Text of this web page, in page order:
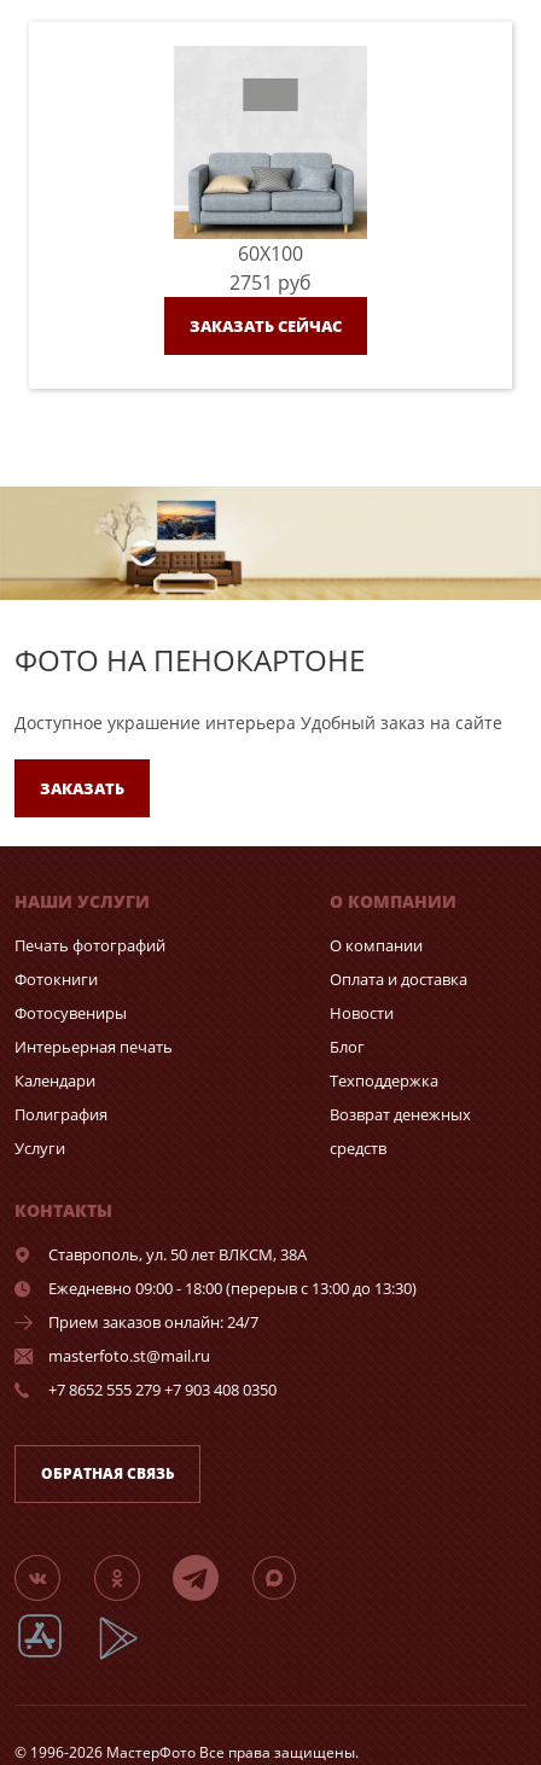
60X100
2751 руб
ЗАКАЗАТЬ СЕЙЧАС
ФОТО НА ПЕНОКАРТОНЕ
Доступное украшение интерьера Удобный заказ на сайте
ЗАКАЗАТЬ
НАШИ УСЛУГИ
Печать фотографий
Фотокниги
Фотосувениры
Интерьерная печать
Календари
Полиграфия
Услуги
О КОМПАНИИ
О компании
Оплата и доставка
Новости
Блог
Техподдержка
Возврат денежных
средств
КОНТАКТЫ
Ставрополь,ул. 50 лет ВЛКСМ, 38А
Ежедневно 09:00 - 18:00 (перерыв с 13:00 до 13:30)
Прием заказов онлайн: 24/7
masterfoto.st@mail.ru
+7 8652 555 279 +7 903 408 0350
ОБРАТНАЯ СВЯЗЬ
© 1996-2026 МастерФото Все права защищены.